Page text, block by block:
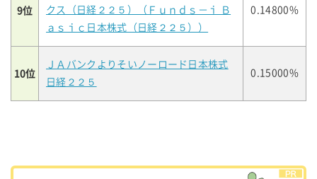
9位
クス（日経２２５）（Ｆｕｎｄｓ－ｉ Ｂ
ａｓｉｃ日本株式（日経２２５））
0.14800%
10位
ＪＡバンクよりそいノーロード日本株式
日経２２５
0.15000%